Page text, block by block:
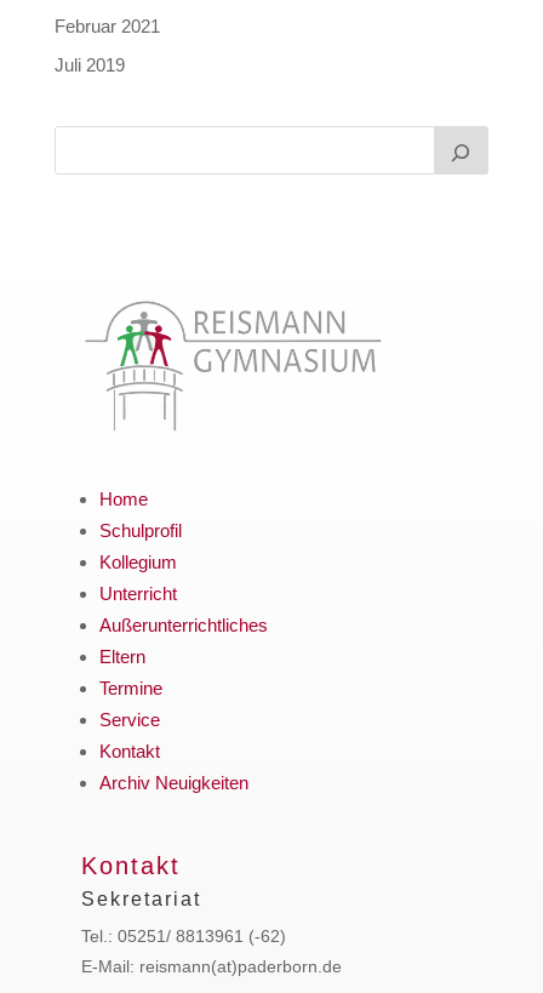
Februar 2021
Juli 2019
Home
Schulprofil
Kollegium
Unterricht
Außerunterrichtliches
Eltern
Termine
Service
Kontakt
Archiv Neuigkeiten
Kontakt
Sekretariat
Tel.: 05251/ 8813961 (-62)
E-Mail: reismann(at)paderborn.de